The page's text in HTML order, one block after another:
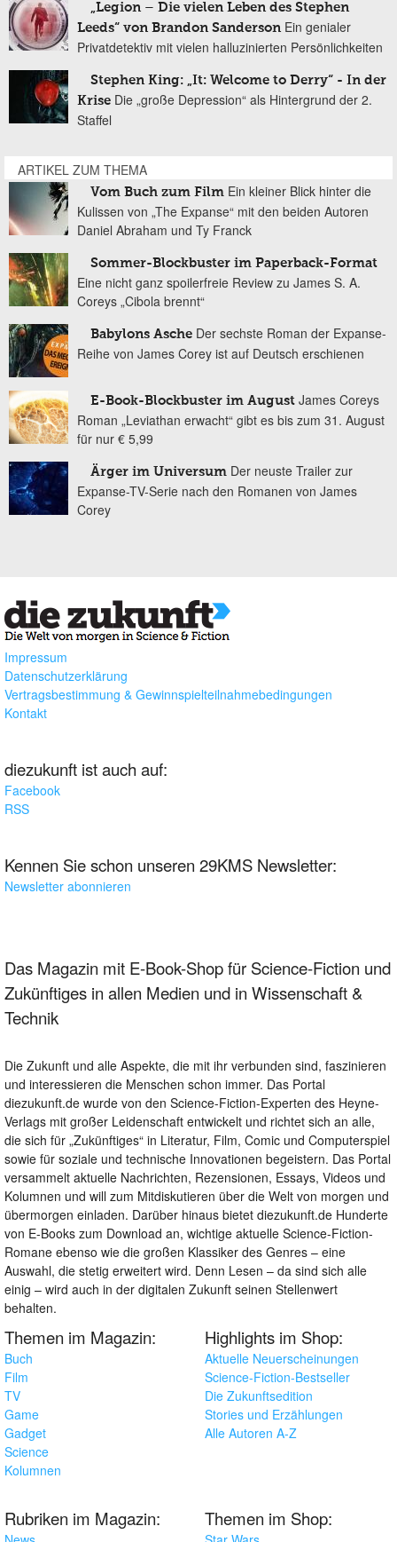
„Legion – Die vielen Leben des Stephen
Leeds“ von Brandon Sanderson Ein genialer
Privatdetektiv mit vielen halluzinierten Persönlichkeiten
Stephen King: „It: Welcome to Derry“ - In der
Krise Die „große Depression“ als Hintergrund der 2.
Staffel
ARTIKEL ZUM THEMA
Vom Buch zum Film Ein kleiner Blick hinter die
Kulissen von „The Expanse“ mit den beiden Autoren
Daniel Abraham und Ty Franck
Sommer-Blockbuster im Paperback-Format
Eine nicht ganz spoilerfreie Review zu James S. A.
Coreys „Cibola brennt“
Babylons Asche Der sechste Roman der Expanse-
Reihe von James Corey ist auf Deutsch erschienen
E-Book-Blockbuster im August James Coreys
Roman „Leviathan erwacht“ gibt es bis zum 31. August
für nur € 5,99
Ärger im Universum Der neuste Trailer zur
Expanse-TV-Serie nach den Romanen von James
Corey
Impressum
Datenschutzerklärung
Vertragsbestimmung & Gewinnspielteilnahmebedingungen
Kontakt
diezukunft ist auch auf:
Facebook
RSS
Kennen Sie schon unseren 29KMS Newsletter:
Newsletter abonnieren
Das Magazin mit E-Book-Shop für Science-Fiction und
Zukünftiges in allen Medien und in Wissenschaft &
Technik
Die Zukunft und alle Aspekte, die mit ihr verbunden sind, faszinieren
und interessieren die Menschen schon immer. Das Portal
diezukunft.de wurde von den Science-Fiction-Experten des Heyne-
Verlags mit großer Leidenschaft entwickelt und richtet sich an alle,
die sich für „Zukünftiges“ in Literatur, Film, Comic und Computerspiel
sowie für soziale und technische Innovationen begeistern. Das Portal
versammelt aktuelle Nachrichten, Rezensionen, Essays, Videos und
Kolumnen und will zum Mitdiskutieren über die Welt von morgen und
übermorgen einladen. Darüber hinaus bietet diezukunft.de Hunderte
von E-Books zum Download an, wichtige aktuelle Science-Fiction-
Romane ebenso wie die großen Klassiker des Genres – eine
Auswahl, die stetig erweitert wird. Denn Lesen – da sind sich alle
einig – wird auch in der digitalen Zukunft seinen Stellenwert
behalten.
Themen im Magazin:
Buch
Film
TV
Game
Gadget
Science
Kolumnen
Highlights im Shop:
Aktuelle Neuerscheinungen
Science-Fiction-Bestseller
Die Zukunftsedition
Stories und Erzählungen
Alle Autoren A-Z
Rubriken im Magazin: Themen im Shop: